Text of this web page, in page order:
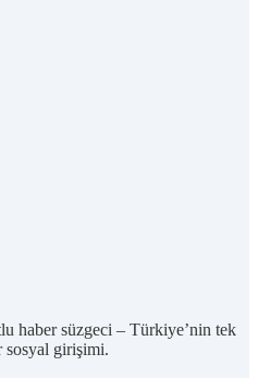
haber süzgeci – Türkiye’nin tek
sosyal girişimi.